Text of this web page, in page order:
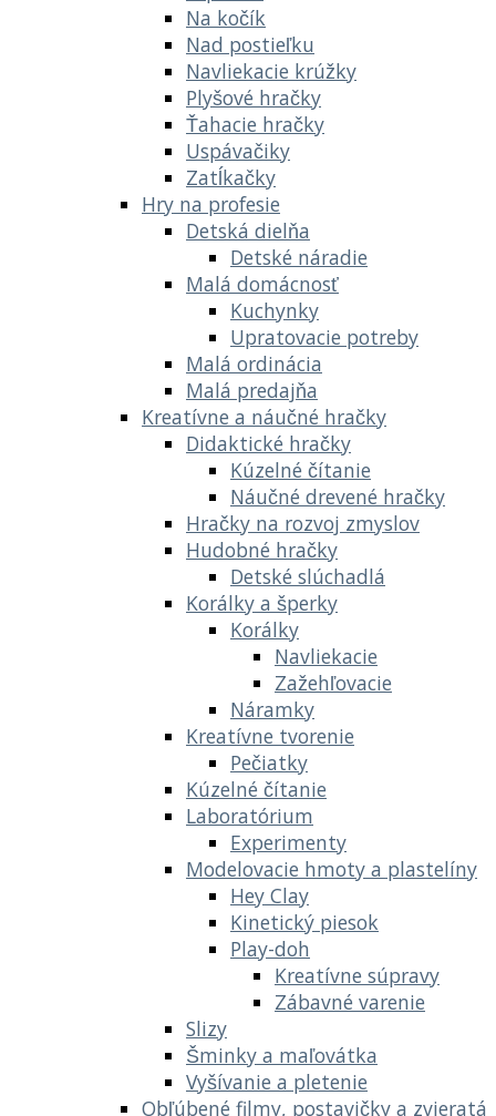
Na kočík
Nad postieľku
Navliekacie krúžky
Plyšové hračky
Ťahacie hračky
Uspávačiky
Zatĺkačky
Hry na profesie
Detská dielňa
Detské náradie
Malá domácnosť
Kuchynky
Upratovacie potreby
Malá ordinácia
Malá predajňa
Kreatívne a náučné hračky
Didaktické hračky
Kúzelné čítanie
Náučné drevené hračky
Hračky na rozvoj zmyslov
Hudobné hračky
Detské slúchadlá
Korálky a šperky
Korálky
Navliekacie
Zažehľovacie
Náramky
Kreatívne tvorenie
Pečiatky
Kúzelné čítanie
Laboratórium
Experimenty
Modelovacie hmoty a plastelíny
Hey Clay
Kinetický piesok
Play-doh
Kreatívne súpravy
Zábavné varenie
Slizy
Šminky a maľovátka
Vyšívanie a pletenie
Obľúbené filmy, postavičky a zvieratá